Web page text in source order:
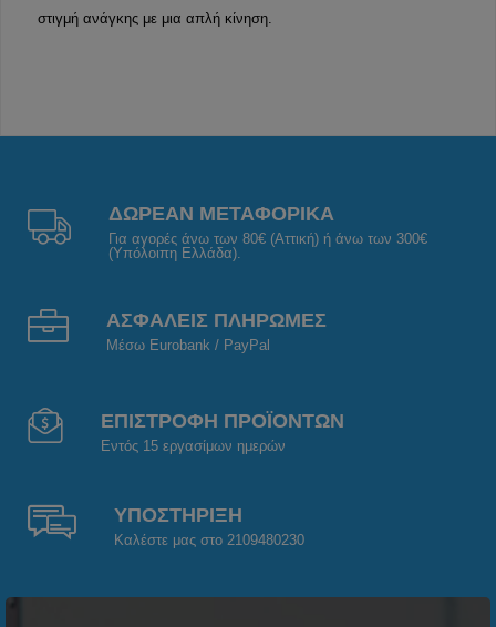
στιγμή ανάγκης με μια απλή κίνηση.
ΔΩΡΕΑΝ ΜΕΤΑΦΟΡΙΚΑ
Για αγορές άνω των 80€ (Αττική) ή άνω των 300€
(Υπόλοιπη Ελλάδα).
ΑΣΦΑΛΕΙΣ ΠΛΗΡΩΜΕΣ
Μέσω Eurobank / PayPal
ΕΠΙΣΤΡΟΦΗ ΠΡΟΪΟΝΤΩΝ
Εντός 15 εργασίμων ημερών
ΥΠΟΣΤΗΡΙΞΗ
Καλέστε μας στο 2109480230